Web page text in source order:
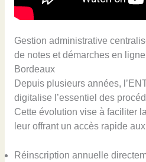
Gestion administrative
de notes et démarches en
Bordeaux
Depuis plusieurs années,
digitalise l’essentiel des
Cette évolution vise à faciliter
leur offrant un accès rapide
Réinscription annuelle